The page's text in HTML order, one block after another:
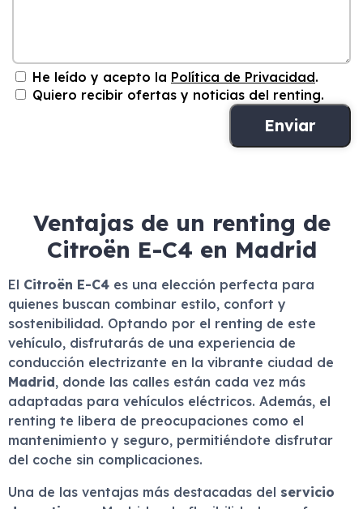
He leído y acepto la Política de Privacidad.
Quiero recibir ofertas y noticias del renting.
Ventajas de un renting de
Citroën E-C4 en Madrid
El Citroën E-C4 es una elección perfecta para
quienes buscan combinar estilo, confort y
sostenibilidad. Optando por el renting de este
vehículo, disfrutarás de una experiencia de
conducción electrizante en la vibrante ciudad de
Madrid, donde las calles están cada vez más
adaptadas para vehículos eléctricos. Además, el
renting te libera de preocupaciones como el
mantenimiento y seguro, permitiéndote disfrutar
del coche sin complicaciones.
Una de las ventajas más destacadas del servicio